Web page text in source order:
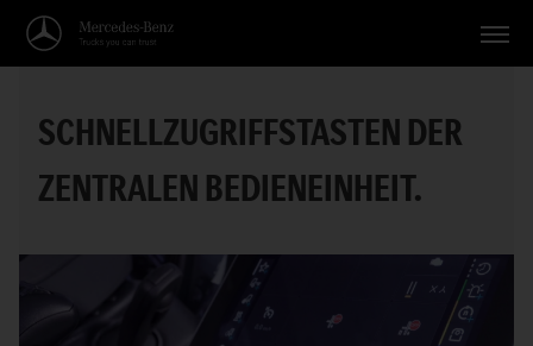
Anwendungen
Themen
Service
Suche
SCHNELLZUGRIFFSTASTEN DER
ZENTRALEN BEDIENEINHEIT.